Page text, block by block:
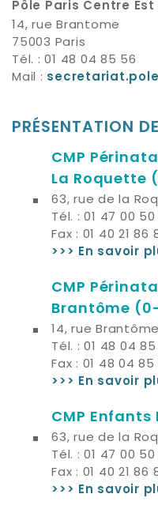
Pôle Paris Centre Est
14, rue Brantome
75003 Paris
Tél. : 01 48 04 85 56
Mail :
PRÉSENTATION
CMP
La Roquette
63, rue de la
Tél. : 01 47 00 50
Fax : 01 40 21 86
>>> En savoir
CMP
Brantôme
14, rue
Tél. : 01 48 04
Fax : 01 48 04 85
>>> En savoir
CMP Enfants
63, rue de la
Tél. : 01 47 00 50
Fax : 01 40 21 86
>>> En savoir